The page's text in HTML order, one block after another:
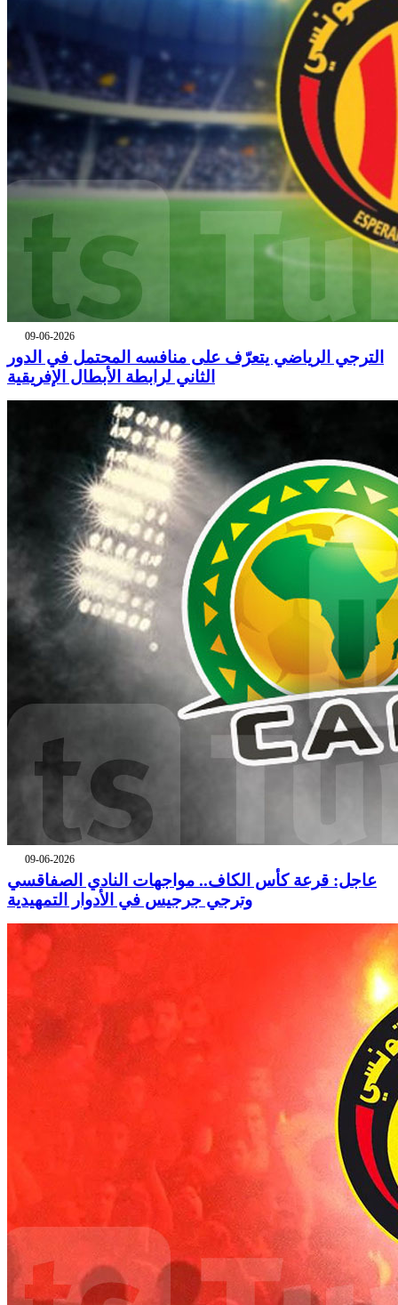
09-06-2026
الترجي الرياضي يتعرّف على منافسه المحتمل في الدور
الثاني لرابطة الأبطال الإفريقية
09-06-2026
عاجل: قرعة كأس الكاف.. مواجهات النادي الصفاقسي
وترجي جرجيس في الأدوار التمهيدية